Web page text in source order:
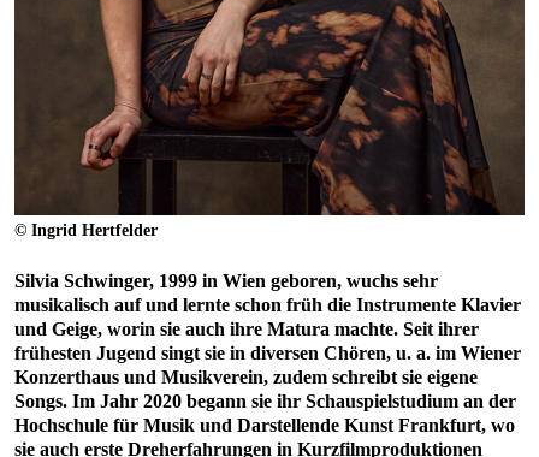
© Ingrid Hertfelder
Silvia Schwinger, 1999 in Wien geboren, wuchs sehr
musikalisch auf und lernte schon früh die Instrumente Klavier
und Geige, worin sie auch ihre Matura machte. Seit ihrer
frühesten Jugend singt sie in diversen Chören, u. a. im Wiener
Konzerthaus und Musikverein, zudem schreibt sie eigene
Songs. Im Jahr 2020 begann sie ihr Schauspielstudium an der
Hochschule für Musik und Darstellende Kunst Frankfurt, wo
sie auch erste Dreherfahrungen in Kurzfilmproduktionen